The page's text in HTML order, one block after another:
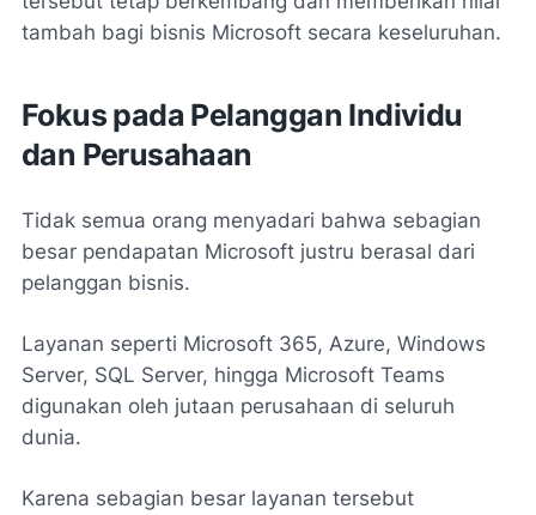
tambah bagi bisnis Microsoft secara keseluruhan.
Fokus pada Pelanggan Individu
dan Perusahaan
Tidak semua orang menyadari bahwa sebagian
besar pendapatan Microsoft justru berasal dari
pelanggan bisnis.
Layanan seperti Microsoft 365, Azure, Windows
Server, SQL Server, hingga Microsoft Teams
digunakan oleh jutaan perusahaan di seluruh
dunia.
Karena sebagian besar layanan tersebut